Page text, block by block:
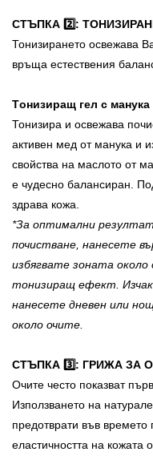
СТЪПКА 2️⃣:
Тонизирането освежава
връща естествения
Tонизиращ гел с манука
Тонизира и освежава
активен мед от манука и
свойства на маслото от
е чудесно балансиран.
здрава кожа.
*За оптимални
почистване, нанесете
избягвате зоната
тонизиращ ефект.
нанесете дневен или
около очите.
СТЪПКА 3️⃣: ГРИЖА ЗА
Очите често показват
Използването на
предотврати във
еластичността на кожата